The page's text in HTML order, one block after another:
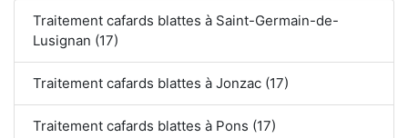
Traitement cafards blattes à Saint-Germain-de-
Lusignan (17)
Traitement cafards blattes à Jonzac (17)
Traitement cafards blattes à Pons (17)